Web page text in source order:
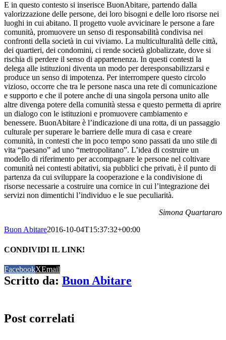
E in questo contesto si inserisce BuonAbitare, partendo dalla
valorizzazione delle persone, dei loro bisogni e delle loro risorse nei
luoghi in cui abitano. Il progetto vuole avvicinare le persone a fare
comunità, promuovere un senso di responsabilità condivisa nei
confronti della società in cui viviamo. La multiculturalità delle città,
dei quartieri, dei condomini, ci rende società globalizzate, dove si
rischia di perdere il senso di appartenenza. In questi contesti la
delega alle istituzioni diventa un modo per deresponsabilizzarsi e
produce un senso di impotenza. Per interrompere questo circolo
vizioso, occorre che tra le persone nasca una rete di comunicazione
e supporto e che il potere anche di una singola persona unito alle
altre divenga potere della comunità stessa e questo permetta di aprire
un dialogo con le istituzioni e promuovere cambiamento e
benessere. BuonAbitare è l’indicazione di una rotta, di un passaggio
culturale per superare le barriere delle mura di casa e creare
comunità, in contesti che in poco tempo sono passati da uno stile di
vita “paesano” ad uno “metropolitano”. L’idea di costruire un
modello di riferimento per accompagnare le persone nel coltivare
comunità nei contesti abitativi, sia pubblici che privati, è il punto di
partenza da cui sviluppare la cooperazione e la condivisione di
risorse necessarie a costruire una cornice in cui l’integrazione dei
servizi non dimentichi l’individuo e le sue peculiarità.
Simona Quartararo
Buon Abitare2016-10-04T15:37:32+00:00
CONDIVIDI IL LINK!
FacebookXEmail
Scritto da: Buon Abitare
Post correlati